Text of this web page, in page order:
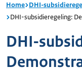
Home DHI-
DHI-subsidieregeling:
DHI-